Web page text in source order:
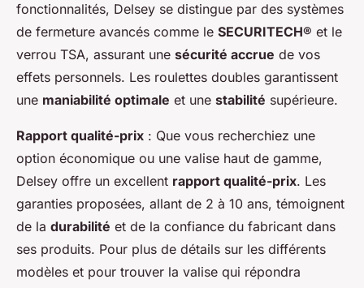
fonctionnalités, Delsey se distingue par des systèmes
de fermeture avancés comme le SECURITECH® et le
verrou TSA, assurant une sécurité accrue de vos
effets personnels. Les roulettes doubles garantissent
une maniabilité optimale et une stabilité supérieure.
Rapport qualité-prix : Que vous recherchiez une
option économique ou une valise haut de gamme,
Delsey offre un excellent rapport qualité-prix. Les
garanties proposées, allant de 2 à 10 ans, témoignent
de la durabilité et de la confiance du fabricant dans
ses produits. Pour plus de détails sur les différents
modèles et pour trouver la valise qui répondra